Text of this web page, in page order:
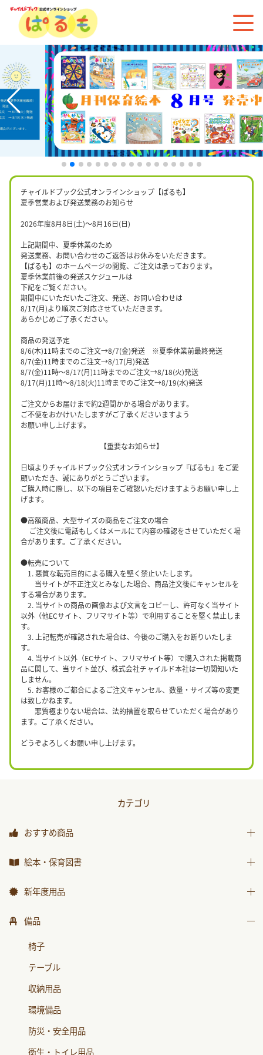
チャイルドブック公式オンラインショップ【ぱるも】
夏季営業および発送業務のお知らせ
2026年度8月8日(土)〜8月16日(日)
上記期間中、夏季休業のため
発送業務、お問い合わせのご返答はお休みをいただきます。
【ぱるも】のホームページの閲覧、ご注文は承っております。
夏季休業前後の発送スケジュールは
下記をご覧ください。
期間中にいただいたご注文、発送、お問い合わせは
8/17(月)より順次ご対応させていただきます。
あらかじめご了承ください。
商品の発送予定
8/6(木)11時までのご注文→8/7(金)発送 ※夏季休業前最終発送
8/7(金)11時までのご注文→8/17(月)発送
8/7(金)11時〜8/17(月)11時までのご注文→8/18(火)発送
8/17(月)11時〜8/18(火)11時までのご注文→8/19(水)発送
ご注文からお届けまで約2週間かかる場合があります。
ご不便をおかけいたしますがご了承くださいますよう
お願い申し上げます。
【重要なお知らせ】
日頃よりチャイルドブック公式オンラインショップ『ぱるも』をご愛
顧いただき、誠にありがとうございます。
ご購入時に際し、以下の項目をご確認いただけますようお願い申し上
げます。
●高額商品、大型サイズの商品をご注文の場合
ご注文後に電話もしくはメールにて内容の確認をさせていただく場
合があります。ご了承ください。
●転売について
1. 悪質な転売目的による購入を堅く禁止いたします。
当サイトが不正注文とみなした場合、商品注文後にキャンセルを
する場合があります。
2. 当サイトの商品の画像および文言をコピーし、許可なく当サイト
以外（他ECサイト、フリマサイト等）で利用することを堅く禁止しま
す。
3. 上記転売が確認された場合は、今後のご購入をお断りいたしま
す。
4. 当サイト以外（ECサイト、フリマサイト等）で購入された掲載商
品に関して、当サイト並び、株式会社チャイルド本社は一切関知いた
しません。
5. お客様のご都合によるご注文キャンセル、数量・サイズ等の変更
は致しかねます。
悪質極まりない場合は、法的措置を取らせていただく場合があり
ます。ご了承ください。
どうぞよろしくお願い申し上げます。
カテゴリ
おすすめ商品
おすすめ商品
絵本・保育図書
絵本
月刊絵本 バックナンバー
おはなしチャイルド
おはなしﾁｬｲﾙﾄﾞﾘｸｴｽﾄ
チャイルドブック アップル
ﾁｬｲﾙﾄﾞﾌﾞｯｸ ｱｯﾌﾟﾙ傑作選
もこちゃんチャイルド
新年度用品
出席帳・シール
備品
椅子
テーブル
収納用品
環境備品
防災・安全用品
衛生・トイレ用品